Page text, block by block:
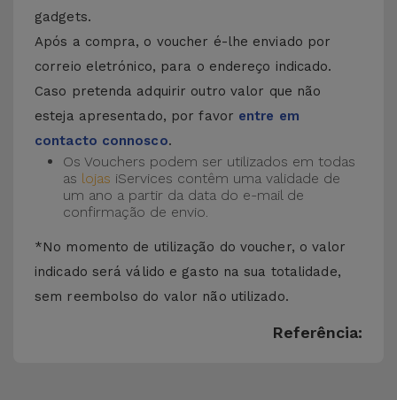
gadgets.
Após a compra, o voucher é-lhe enviado por
correio eletrónico, para o endereço indicado.
Caso pretenda adquirir outro valor que não
esteja apresentado, por favor entre em
contacto connosco.
Os Vouchers podem ser utilizados em todas
as lojas iServices contêm uma validade de
um ano a partir da data do e-mail de
confirmação de envio.
*No momento de utilização do voucher, o valor
indicado será válido e gasto na sua totalidade,
sem reembolso do valor não utilizado.
Referência: